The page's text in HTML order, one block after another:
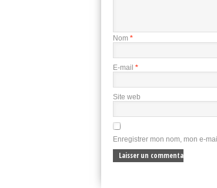
Nom *
E-mail *
Site web
Enregistrer mon nom, mon e-